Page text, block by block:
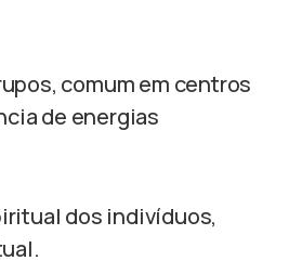
comum em centros
de energias
dos indivíduos,